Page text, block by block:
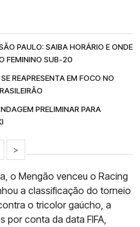
PAULO: SAIBA HORÁRIO E ONDE
FEMININO SUB-20
REAPRESENTA EM FOCO NO
PRELIMINAR PARA
>
o Mengão venceu o Racing
a classificação do torneio
o tricolor gaúcho, a
por conta da data FIFA,